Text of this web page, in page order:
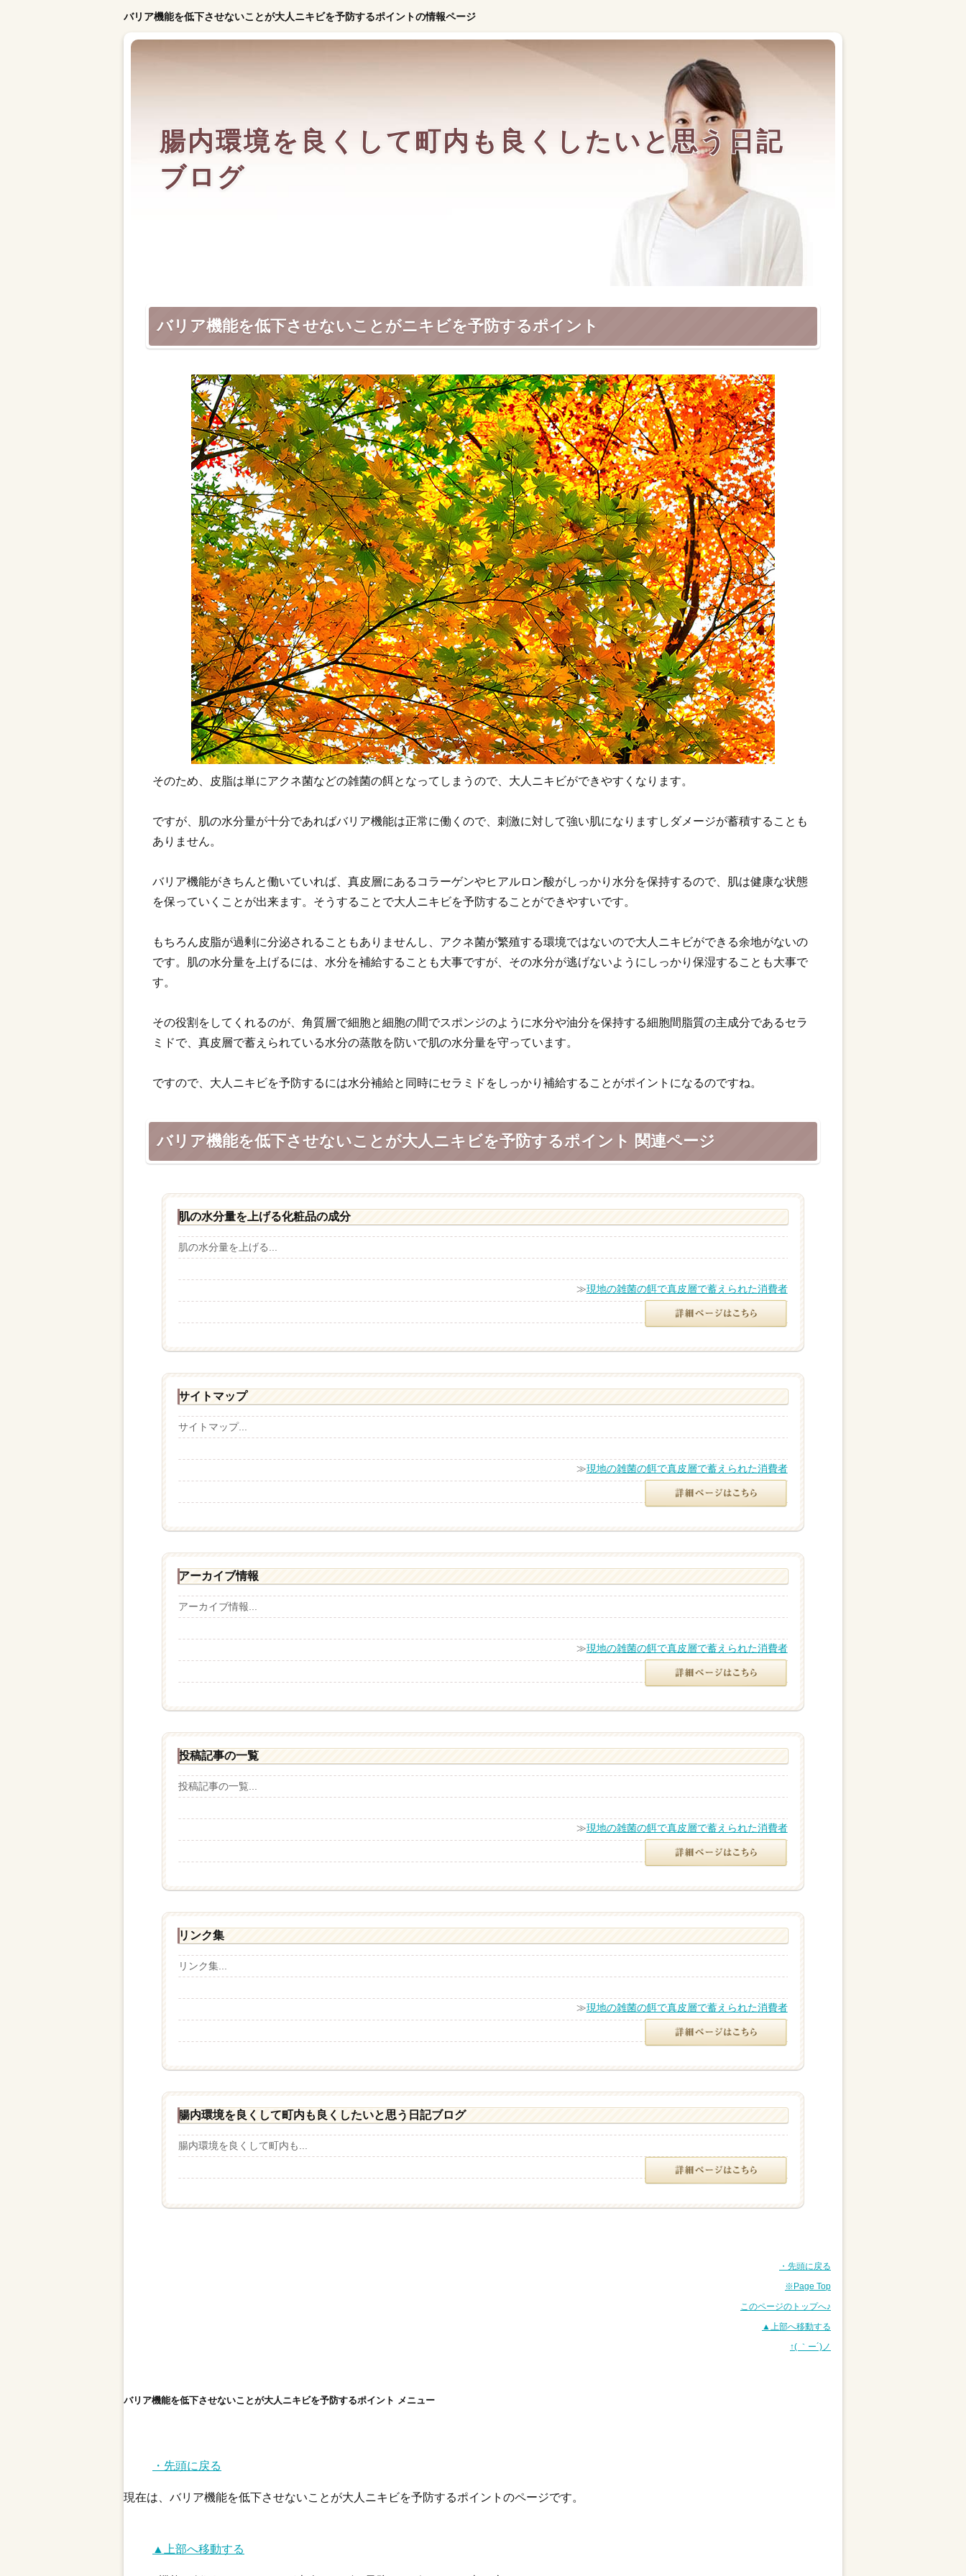
バリア機能を低下させないことが大人ニキビを予防するポイントの情報ページ
腸内環境を良くして町内も良くしたいと思う日記
ブログ
バリア機能を低下させないことがニキビを予防するポイント
そのため、皮脂は単にアクネ菌などの雑菌の餌となってしまうので、大人ニキビができやすくなります。
ですが、肌の水分量が十分であればバリア機能は正常に働くので、刺激に対して強い肌になりますしダメージが蓄積することも
ありません。
バリア機能がきちんと働いていれば、真皮層にあるコラーゲンやヒアルロン酸がしっかり水分を保持するので、肌は健康な状態
を保っていくことが出来ます。そうすることで大人ニキビを予防することができやすいです。
もちろん皮脂が過剰に分泌されることもありませんし、アクネ菌が繁殖する環境ではないので大人ニキビができる余地がないの
です。肌の水分量を上げるには、水分を補給することも大事ですが、その水分が逃げないようにしっかり保湿することも大事で
す。
その役割をしてくれるのが、角質層で細胞と細胞の間でスポンジのように水分や油分を保持する細胞間脂質の主成分であるセラ
ミドで、真皮層で蓄えられている水分の蒸散を防いで肌の水分量を守っています。
ですので、大人ニキビを予防するには水分補給と同時にセラミドをしっかり補給することがポイントになるのですね。
バリア機能を低下させないことが大人ニキビを予防するポイント 関連ページ
肌の水分量を上げる化粧品の成分
肌の水分量を上げる...
≫現地の雑菌の餌で真皮層で蓄えられた消費者
サイトマップ
サイトマップ...
≫現地の雑菌の餌で真皮層で蓄えられた消費者
アーカイブ情報
アーカイブ情報...
≫現地の雑菌の餌で真皮層で蓄えられた消費者
投稿記事の一覧
投稿記事の一覧...
≫現地の雑菌の餌で真皮層で蓄えられた消費者
リンク集
リンク集...
≫現地の雑菌の餌で真皮層で蓄えられた消費者
腸内環境を良くして町内も良くしたいと思う日記ブログ
腸内環境を良くして町内も...
・先頭に戻る
※Page Top
このページのトップへ♪
▲上部へ移動する
↑( ｀ー´)ノ
バリア機能を低下させないことが大人ニキビを予防するポイント メニュー
・先頭に戻る
現在は、バリア機能を低下させないことが大人ニキビを予防するポイントのページです。
▲上部へ移動する